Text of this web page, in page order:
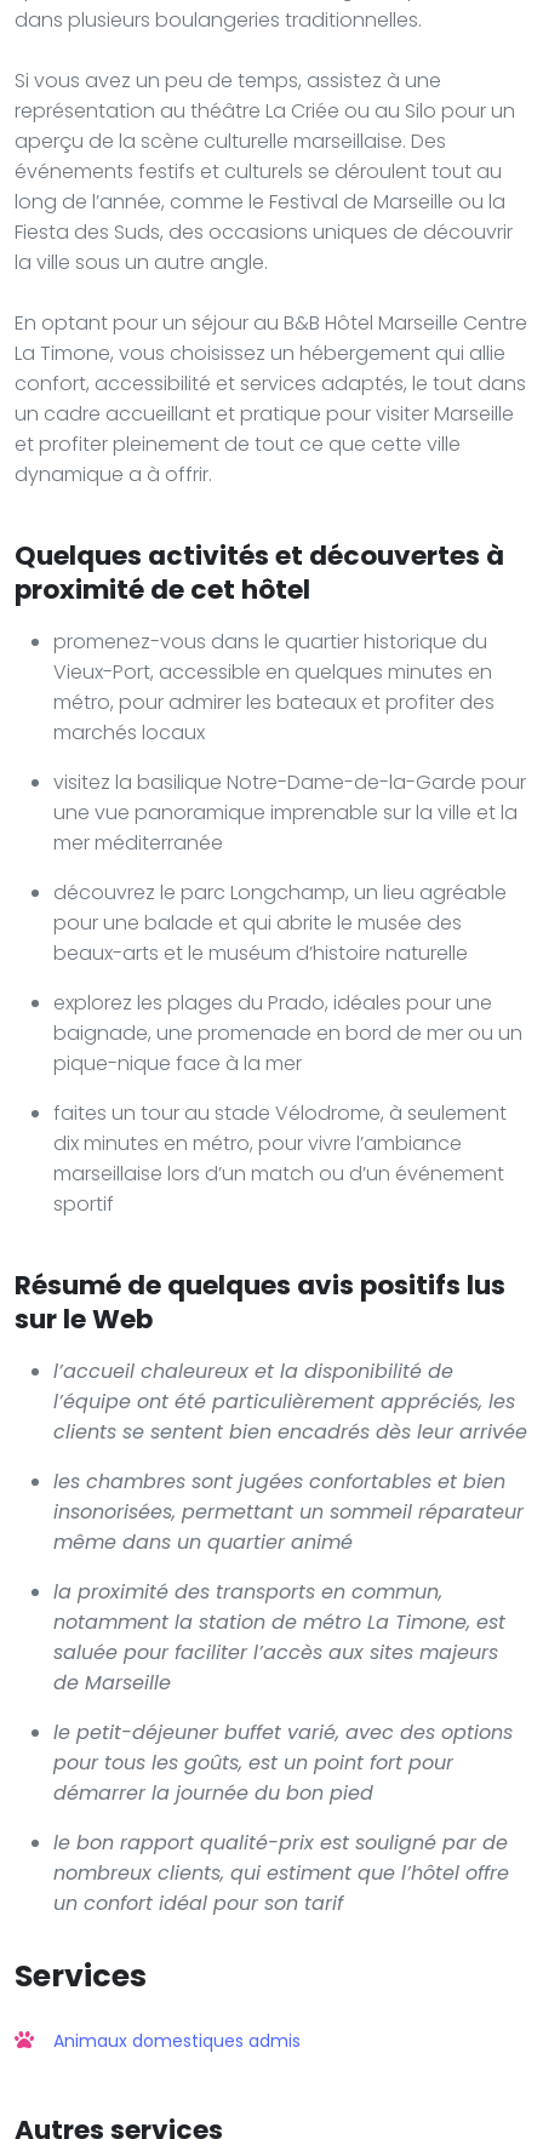
dans plusieurs boulangeries traditionnelles.
Si vous avez un peu de temps, assistez à une
représentation au théâtre La Criée ou au Silo pour un
aperçu de la scène culturelle marseillaise. Des
événements festifs et culturels se déroulent tout au
long de l’année, comme le Festival de Marseille ou la
Fiesta des Suds, des occasions uniques de découvrir
la ville sous un autre angle.
En optant pour un séjour au B&B Hôtel Marseille Centre
La Timone, vous choisissez un hébergement qui allie
confort, accessibilité et services adaptés, le tout dans
un cadre accueillant et pratique pour visiter Marseille
et profiter pleinement de tout ce que cette ville
dynamique a à offrir.
Quelques activités et découvertes à
proximité de cet hôtel
promenez-vous dans le quartier historique du
Vieux-Port, accessible en quelques minutes en
métro, pour admirer les bateaux et profiter des
marchés locaux
visitez la basilique Notre-Dame-de-la-Garde pour
une vue panoramique imprenable sur la ville et la
mer méditerranée
découvrez le parc Longchamp, un lieu agréable
pour une balade et qui abrite le musée des
beaux-arts et le muséum d’histoire naturelle
explorez les plages du Prado, idéales pour une
baignade, une promenade en bord de mer ou un
pique-nique face à la mer
faites un tour au stade Vélodrome, à seulement
dix minutes en métro, pour vivre l’ambiance
marseillaise lors d’un match ou d’un événement
sportif
Résumé de quelques avis positifs lus
sur le Web
l’accueil chaleureux et la disponibilité de
l’équipe ont été particulièrement appréciés, les
clients se sentent bien encadrés dès leur arrivée
les chambres sont jugées confortables et bien
insonorisées, permettant un sommeil réparateur
même dans un quartier animé
la proximité des transports en commun,
notamment la station de métro La Timone, est
saluée pour faciliter l’accès aux sites majeurs
de Marseille
le petit-déjeuner buffet varié, avec des options
pour tous les goûts, est un point fort pour
démarrer la journée du bon pied
le bon rapport qualité-prix est souligné par de
nombreux clients, qui estiment que l’hôtel offre
un confort idéal pour son tarif
Services
Animaux domestiques admis
Autres services